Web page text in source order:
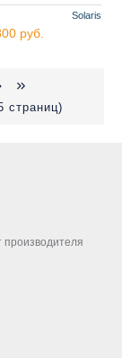
Solaris
руб.
страниц)
производителя